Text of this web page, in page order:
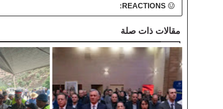
REACTIONS:
مقالات ذات صلة